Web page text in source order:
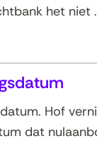
het niet
Hof
dat